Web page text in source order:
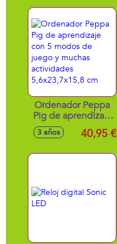
Ordenador Peppa
Pig de aprendizaje
con 5 modos de
juego y muchas
3 años 40,95 €